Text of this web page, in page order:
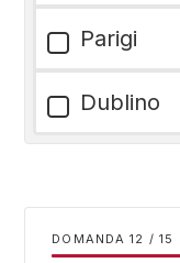
Parigi
Dublino
DOMANDA / 15